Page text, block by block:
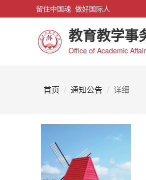
留住中国魂 做好国际人
教育教学事
Office of Academic
首页 通知公告 详细